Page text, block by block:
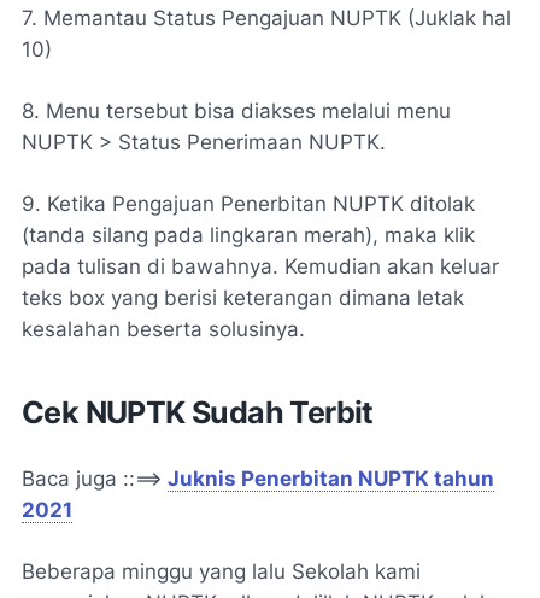
7. Memantau Status Pengajuan NUPTK (Juklak hal
10)
8. Menu tersebut bisa diakses melalui menu
NUPTK > Status Penerimaan NUPTK.
9. Ketika Pengajuan Penerbitan NUPTK ditolak
(tanda silang pada lingkaran merah), maka klik
pada tulisan di bawahnya. Kemudian akan keluar
teks box yang berisi keterangan dimana letak
kesalahan beserta solusinya.
Cek NUPTK Sudah Terbit
Baca juga ::==> Juknis Penerbitan NUPTK tahun
2021
Beberapa minggu yang lalu Sekolah kami